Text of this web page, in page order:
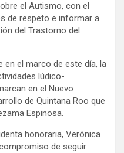
el Autismo, con el
de respeto e informar a
del Trastorno del
en el marco de este día, la
lúdico-
en el Nuevo
de Quintana Roo que
Espinosa.
honoraria, Verónica
de seguir